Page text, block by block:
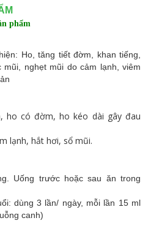
phẩm
Ho, tăng tiết đờm, khan tiếng,
nghẹt mũi do cảm lạnh, viêm
ho có đờm, ho kéo dài gây đau
lạnh, hắt hơi, sổ mũi.
Uống trước hoặc sau ăn trong
dùng 3 lần/ ngày, mỗi lần 15 ml
canh)